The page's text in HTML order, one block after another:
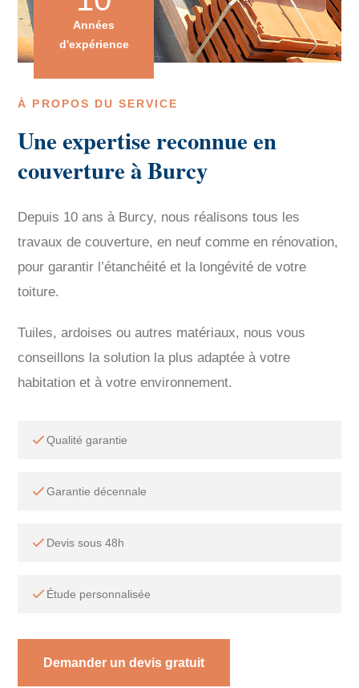
À PROPOS DU SERVICE
Une expertise reconnue en
couverture à Burcy
Depuis 10 ans à Burcy, nous réalisons tous les
travaux de couverture, en neuf comme en rénovation,
pour garantir l’étanchéité et la longévité de votre
toiture.
Tuiles, ardoises ou autres matériaux, nous vous
conseillons la solution la plus adaptée à votre
habitation et à votre environnement.
Qualité garantie
Garantie décennale
Devis sous 48h
Étude personnalisée
Demander un devis gratuit
Années
d'expérience